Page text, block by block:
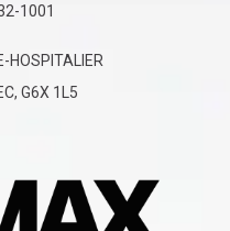
1001
HOSPITALIER
G6X 1L5